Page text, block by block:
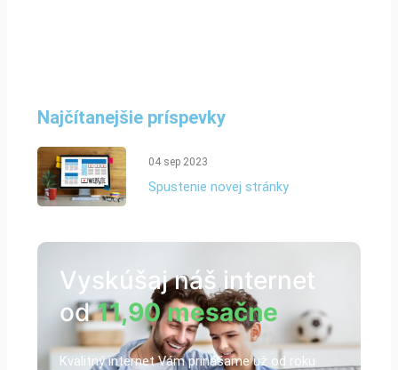
Najčítanejšie príspevky
04 sep 2023
Spustenie novej stránky
Vyskúšaj náš internet
od11,90 mesačne
Kvalitný internet Vám prinášame už od roku